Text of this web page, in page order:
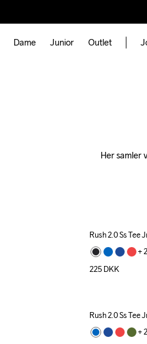
Dame Junior Outlet
Her samler
Rush 2.0 Ss Tee
+ 2
225 DKK
Rush 2.0 Ss Tee
+ 2